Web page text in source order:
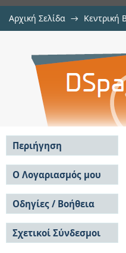
Αρχική Σελίδα → Κεντρική
Electrostatic
Περιήγηση
Σε όλο το DSpace
Κοινότητες & Συλλογές
Ανά Ημερομηνία
Έκδοσης
Συγγραφείς
Τίτλοι
Θέματα
Ο Λογαριασμός μου
Σύνδεση
Εγγραφή
Οδηγίες / Βοήθεια
Οδηγίες Υποβολής
Οδηγίες Χρήσης ΙΑ
Συχνές Ερωτήσεις
Σχετικοί Σύνδεσμοι